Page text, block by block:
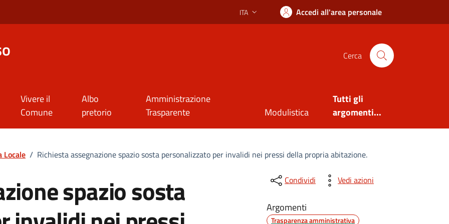
Lingua attiva:
ITA Accedi all'area personale
Cerca
Vivere il
Comune
Albo
pretorio
Amministrazione
Trasparente
Modulistica
Tutti gli
argomenti...
Locale / Richiesta assegnazione spazio sosta personalizzato per invalidi nei pressi della propria abitazione.
spazio sosta
Condividi Vedi azioni
Argomenti
Trasparenza amministrativa